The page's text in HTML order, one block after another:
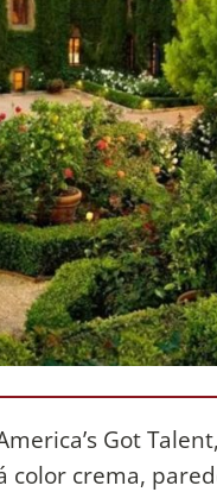
Got Talent,
color crema,